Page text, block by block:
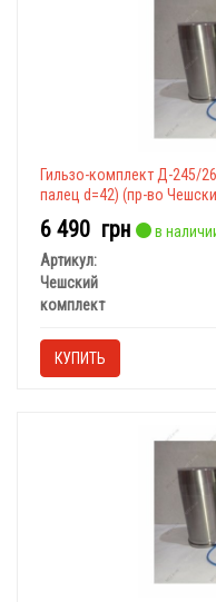
Гильзо-комплект Д-245/
палец d=42) (пр-во
6 490 грн
в
Артикул:
Чешский
комплект
КУПИТЬ